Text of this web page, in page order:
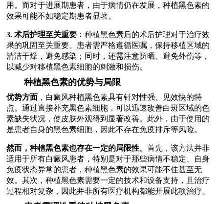
用。而对于进展期患者，由于病情仍在发展，种植黑色素的
效果可能不如稳定期患者显著。
3. 术后护理至关重要 ：种植黑色素后的术后护理对于治疗效
果的巩固至关重要。患者需严格遵循医嘱，保持移植区域的
清洁干燥，避免感染；同时，还需注意防晒、避免外伤等，
以减少对移植黑色素细胞的刺激和损伤。
种植黑色素的优势与局限
优势方面 ，白癜风种植黑色素具有针对性强、见效快的特
点。通过直接补充黑色素细胞，可以迅速改善白斑区域的色
素缺失状况，使皮肤外观得到显著改善。此外，由于使用的
是患者自身的黑色素细胞，因此不存在免疫排斥等风险。
然而，种植黑色素也存在一定的局限性。首先，该方法并非
适用于所有白癜风患者，特别是对于那些病情不稳定、自身
免疫状态异常的患者，种植黑色素的效果可能不佳甚至无
效。其次，种植黑色素需要一定的技术和设备支持，且治疗
过程相对复杂，因此并非所有医疗机构都能开展此项治疗。